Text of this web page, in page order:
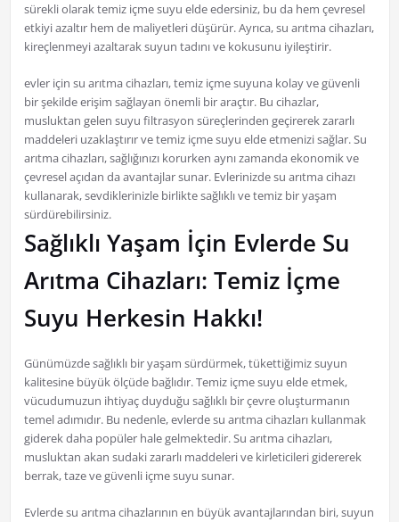
sürekli olarak temiz içme suyu elde edersiniz, bu da hem çevresel
etkiyi azaltır hem de maliyetleri düşürür. Ayrıca, su arıtma cihazları,
kireçlenmeyi azaltarak suyun tadını ve kokusunu iyileştirir.
evler için su arıtma cihazları, temiz içme suyuna kolay ve güvenli
bir şekilde erişim sağlayan önemli bir araçtır. Bu cihazlar,
musluktan gelen suyu filtrasyon süreçlerinden geçirerek zararlı
maddeleri uzaklaştırır ve temiz içme suyu elde etmenizi sağlar. Su
arıtma cihazları, sağlığınızı korurken aynı zamanda ekonomik ve
çevresel açıdan da avantajlar sunar. Evlerinizde su arıtma cihazı
kullanarak, sevdiklerinizle birlikte sağlıklı ve temiz bir yaşam
sürdürebilirsiniz.
Sağlıklı Yaşam İçin Evlerde Su
Arıtma Cihazları: Temiz İçme
Suyu Herkesin Hakkı!
Günümüzde sağlıklı bir yaşam sürdürmek, tükettiğimiz suyun
kalitesine büyük ölçüde bağlıdır. Temiz içme suyu elde etmek,
vücudumuzun ihtiyaç duyduğu sağlıklı bir çevre oluşturmanın
temel adımıdır. Bu nedenle, evlerde su arıtma cihazları kullanmak
giderek daha popüler hale gelmektedir. Su arıtma cihazları,
musluktan akan sudaki zararlı maddeleri ve kirleticileri gidererek
berrak, taze ve güvenli içme suyu sunar.
Evlerde su arıtma cihazlarının en büyük avantajlarından biri, suyun